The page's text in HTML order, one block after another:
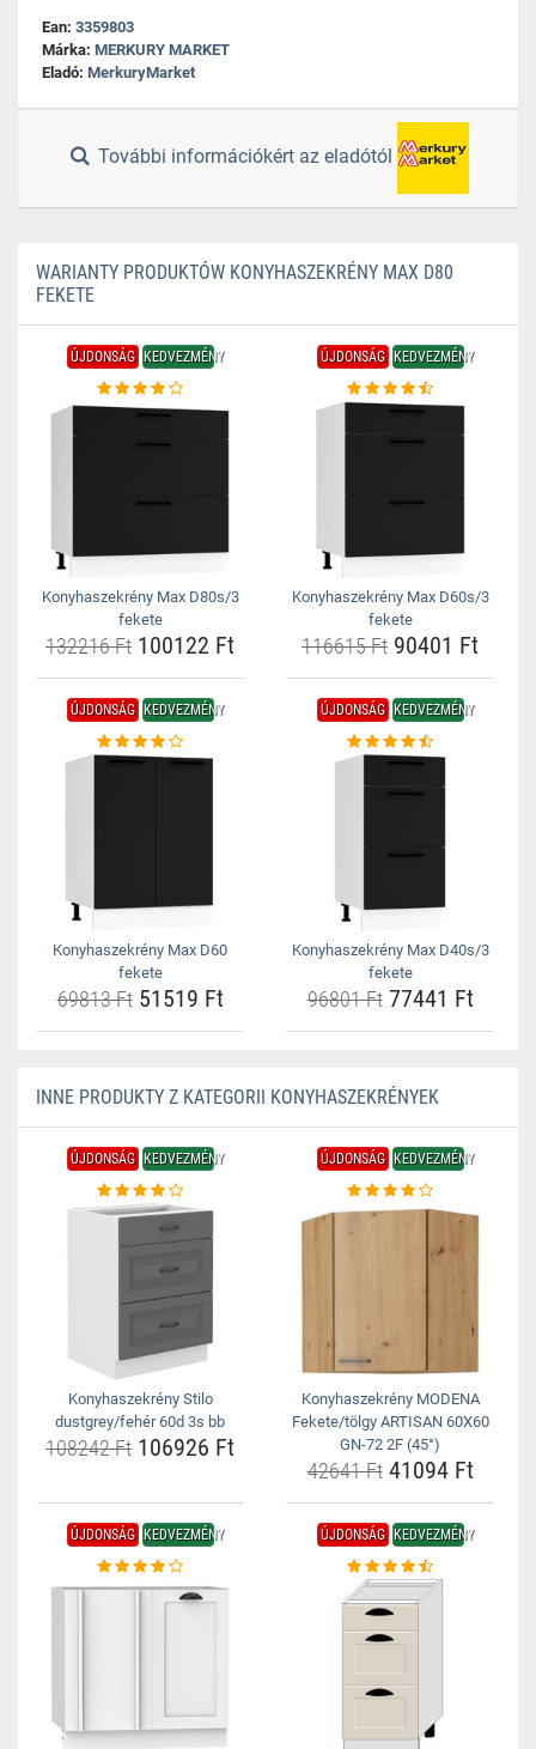
Ean: 3359803
Márka: MERKURY MARKET
Eladó: MerkuryMarket
További információkért az eladótól
WARIANTY PRODUKTÓW KONYHASZEKRÉNY MAX D80
FEKETE
ÚJDONSÁG KEDVEZMÉNY
Konyhaszekrény Max D80s/3
fekete
132216 Ft 100122 Ft
ÚJDONSÁG KEDVEZMÉNY
Konyhaszekrény Max D60s/3
fekete
116615 Ft 90401 Ft
ÚJDONSÁG KEDVEZMÉNY
Konyhaszekrény Max D60
fekete
69813 Ft51519 Ft
ÚJDONSÁG KEDVEZMÉNY
Konyhaszekrény Max D40s/3
fekete
96801 Ft77441 Ft
INNE PRODUKTY Z KATEGORII KONYHASZEKRÉNYEK
ÚJDONSÁG KEDVEZMÉNY
Konyhaszekrény Stilo
dustgrey/fehér 60d 3s bb
108242 Ft 106926 Ft
ÚJDONSÁG KEDVEZMÉNY
Konyhaszekrény MODENA
Fekete/tölgy ARTISAN 60X60
GN-72 2F (45°)
42641 Ft41094 Ft
ÚJDONSÁG KEDVEZMÉNY ÚJDONSÁG KEDVEZMÉNY